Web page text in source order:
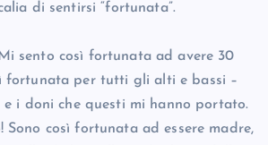
di sentirsi “fortunata”.
sento così fortunata ad avere 30
fortunata per tutti gli alti e bassi –
i doni che questi mi hanno portato.
Sono così fortunata ad essere madre,